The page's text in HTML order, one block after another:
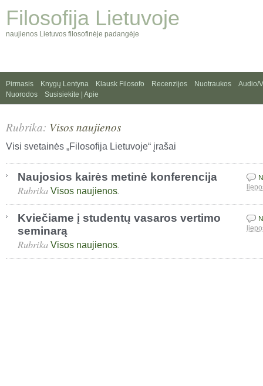
Filosofija Lietuvoje
naujienos Lietuvos filosofinėje padangėje
Pirmasis Knygų Lentyna Klausk Filosofo Recenzijos Nuotraukos
Audio/
Nuorodos
Susisiekite | Apie
Rubrika: Visos naujienos
Visi svetainės „Filosofija Lietuvoje“ įrašai
Naujosios kairės metinė konferencija
Rubrika Visos naujienos.
Kviečiame į studentų vasaros vertimo
seminarą
Rubrika Visos naujienos.